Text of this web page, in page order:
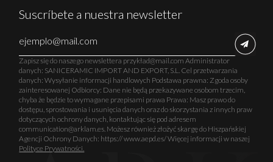
Suscríbete a nuestra newsletter
Zapisz się do naszego newslettera przykład@mail.com Administrator
danych: SANICERAMIC IMPORT AND EXPORT, S.L. Cel przetwarzania
danych: Wysyłanie informacji handlowych Podstawa prawna: Zgoda osoby
zainteresowanej Odbiorcy: Dane nie będą przekazywane osobom trzecim,
chyba że będzie to wymagane przepisami prawa Prawa: Masz prawo do
dostępu, sprostowania i usunięcia danych oraz do skorzystania z innych praw
dotyczących ochrony danych, kontaktując się pod adresem
communication@arklam.es. Możesz również złożyć skargę do Hiszpańskiej
Agencji Ochrony Danych: https:// www.aepd.es/ Więcej informacji w naszej
Polityce Prywatności.